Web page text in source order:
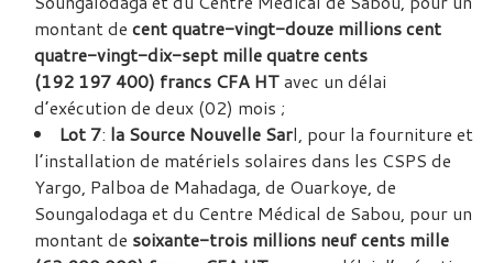
montant de cent quatre-vingt-douze millions cent
quatre-vingt-dix-sept mille quatre cents
(192 197 400) francs CFA HTavec un délai
d’exécution de deux (02) mois ;
Lot 7: la Source Nouvelle Sarl, pour la fourniture et
l’installation de matériels solaires dans les CSPS de
Yargo, Palboa de Mahadaga, de Ouarkoye, de
Soungalodaga et du Centre Médical de Sabou, pour un
montant de soixante-trois millions neuf cents mille